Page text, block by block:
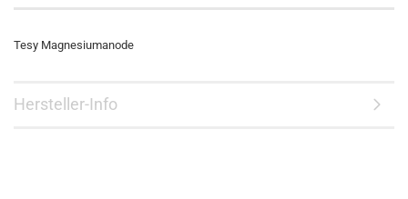
Tesy Magnesiumanode
Hersteller-Info